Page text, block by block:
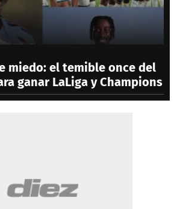
miedo: el temible once del
ganar LaLiga y Champions